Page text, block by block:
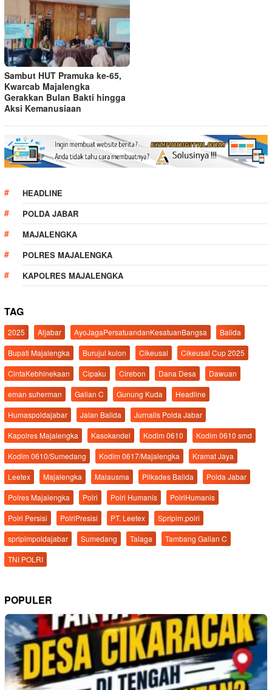
Sambut HUT Pramuka ke-65,
Kwarcab Majalengka
Gerakkan Bulan Bakti hingga
Aksi Kemanusiaan
HEADLINE
POLDA JABAR
MAJALENGKA
POLRES MAJALENGKA
KAPOLRES MAJALENGKA
TAG
2025 Aljabar AyoJagaPersatuandanKesatuanBangsa
Balida
Bupati Majalengka
Burujul kulon Cikeusal
Cikeusal Cup 2025
CintaKebhinekaan
Cipaku Cirebon Dana Desa
Dawuan
eman suherman
Galian C Gunung Kuda
Headline
Humaspoldajabar
Jalan Balida
Jurnalis Polda Jabar
Kapolres Majalengka
Kasokandel Kodim 0610
Kodim 0610 smd
Kodim 0610/Sumedang
Kodim 0617/Majalengka
Kramat Jaya
Leetex
Majalengka Malausma Pilkades Balida
Polda Jabar
Polres Majalengka
Polri Polri Humanis
PolriHumanis
Polri Persisi
PolriPresisi PT. Leetex
Spripim.polri
spripimpoldajabar
Sumedang Talaga
Tambang Galian C
TNI POLRI
POPULER